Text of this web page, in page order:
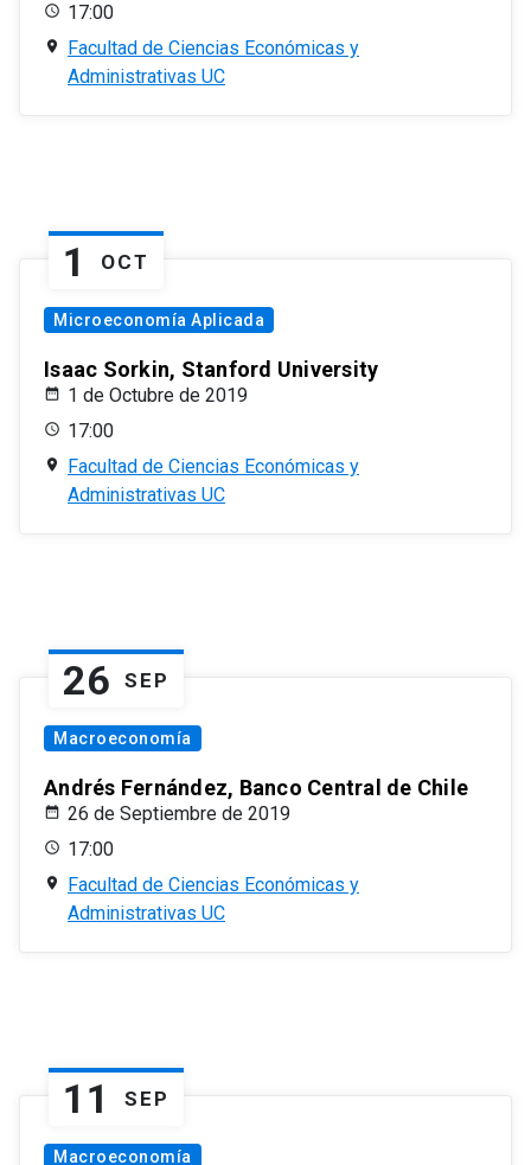
17:00
Facultad de Ciencias Económicas y
Administrativas UC
1 OCT
Microeconomía Aplicada
Isaac Sorkin, Stanford University
1 de Octubre de 2019
17:00
Facultad de Ciencias Económicas y
Administrativas UC
26 SEP
Macroeconomía
Andrés Fernández, Banco Central de Chile
26 de Septiembre de 2019
17:00
Facultad de Ciencias Económicas y
Administrativas UC
11 SEP
Macroeconomía